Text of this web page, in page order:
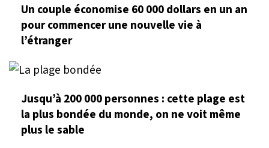
Un couple économise 60 000 dollars en un an
pour commencer une nouvelle vie à
l’étranger
Jusqu’à 200 000 personnes : cette plage est
la plus bondée du monde, on ne voit même
plus le sable